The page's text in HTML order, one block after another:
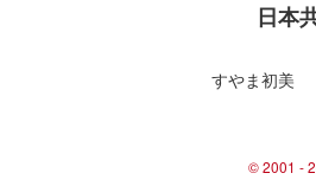
日本
すやま初美
© 2001 -